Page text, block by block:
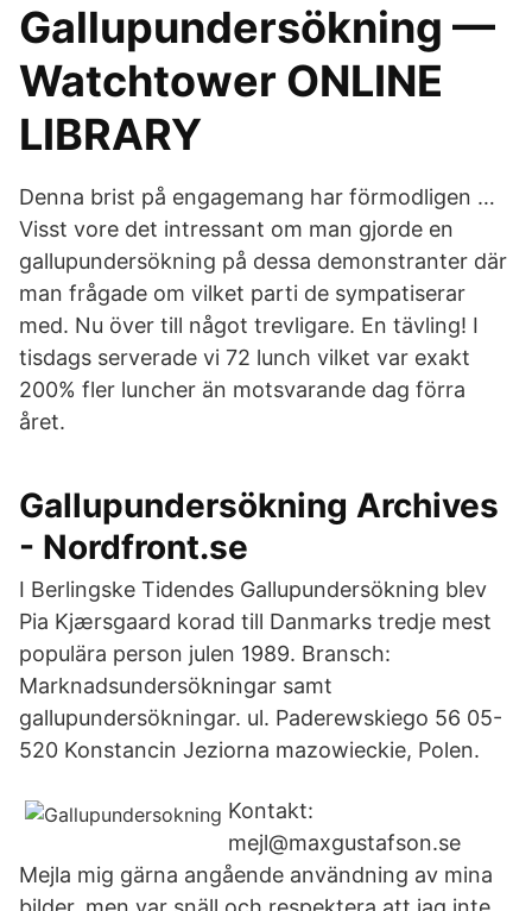
Gallupundersökning —
Watchtower ONLINE
LIBRARY
Denna brist på engagemang har förmodligen …
Visst vore det intressant om man gjorde en
gallupundersökning på dessa demonstranter där
man frågade om vilket parti de sympatiserar
med. Nu över till något trevligare. En tävling! I
tisdags serverade vi 72 lunch vilket var exakt
200% fler luncher än motsvarande dag förra
året.
Gallupundersökning Archives
- Nordfront.se
I Berlingske Tidendes Gallupundersökning blev
Pia Kjærsgaard korad till Danmarks tredje mest
populära person julen 1989. Bransch:
Marknadsundersökningar samt
gallupundersökningar. ul. Paderewskiego 56 05-
520 Konstancin Jeziorna mazowieckie, Polen.
Kontakt:
mejl@maxgustafson.se
Mejla mig gärna angående användning av mina